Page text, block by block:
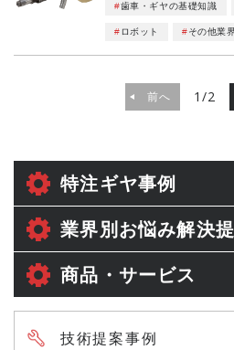
特注ギヤ事例
業界別お悩み解決
商品・サービス
技術提案事例
歯車・ギヤの基礎知識
ロボット その他業
前へ 1/2